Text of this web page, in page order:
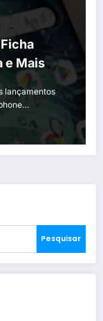
e Mais
lançamentos
Pesquisar